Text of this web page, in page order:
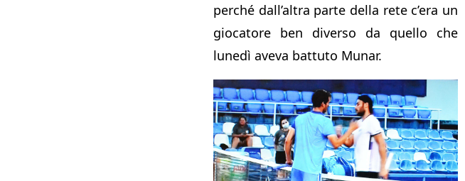
perché dall’altra parte della rete c’era un
giocatore ben diverso da quello che
lunedì aveva battuto Munar.